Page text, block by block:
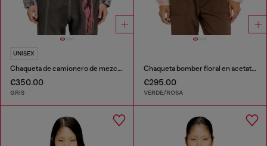
UNISEX
Chaqueta de camionero de mezclilla con adornos de cuero tono sobre tono
€350.00
GRIS
Chaqueta bomber floral en acetato arrugado
€295.00
VERDE/ROSA